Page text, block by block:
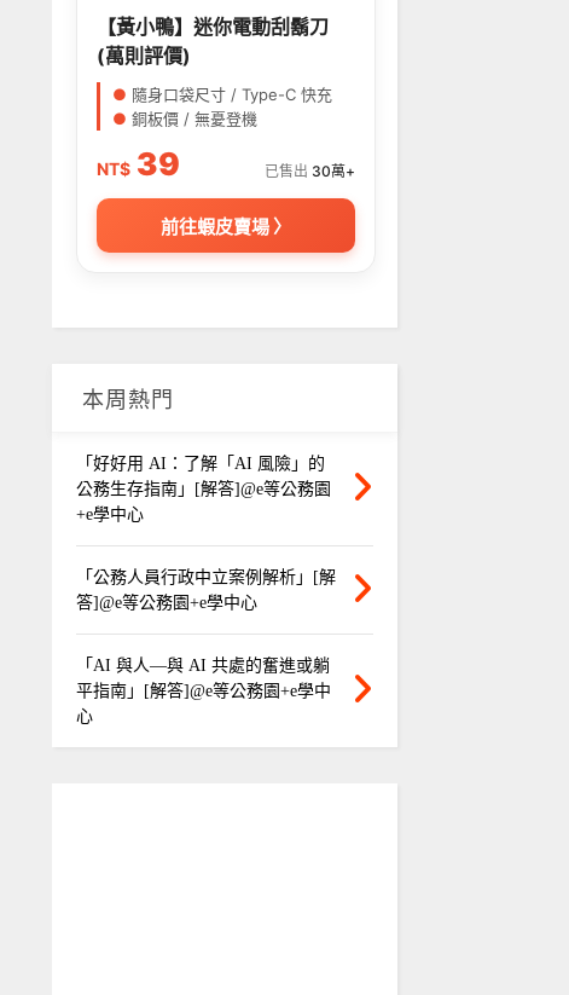
【黃小鴨】迷你電動刮鬍刀
(萬則評價)
● 隨身口袋尺寸 / Type-C 快充
● 銅板價 / 無憂登機
NT$ 39 已售出 30萬+
前往蝦皮賣場 〉
本周熱門
「好好用 AI：了解「AI 風險」的
公務生存指南」[解答]@e等公務園
+e學中心
「公務人員行政中立案例解析」[解
答]@e等公務園+e學中心
「AI 與人—與 AI 共處的奮進或躺
平指南」[解答]@e等公務園+e學中
心